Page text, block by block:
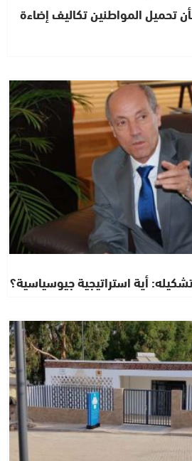
تحميل المواطنين تكاليف إضاءة
أية استراتيجية جيوسياسية؟